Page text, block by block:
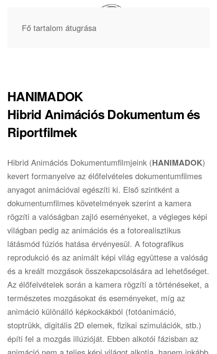
Fő tartalom átugrása
HANIMADOK
Hibrid Animációs Dokumentum és
Riportfilmek
Hibrid Animációs Dokumentumfilmjeink (HANIMADOK)
kevert formanyelve az élőfelvételes dokumentumfilmes
anyagot animációval egészíti ki. Első szintként a
dokumentumfilmes követelmények szerint a kamera
rögzíti a valóságban zajló eseményeket, a végleges képi
világban pedig az animációs és a fotorealisztikus
látásmód fúziós hatása érvényesül. A fotografikus
reprodukció és az animált képi világ együttese a valóság
és a kreált mozgások összekapcsolására ad lehetőséget.
Az élőfelvételek során a kamera rögzíti a történéseket, a
természetes mozgásokat és eseményeket, míg az
animáció különálló képkockákból (fotóanimáció,
stoptrükk, digitális 2D elemek, fizikai szimulációk, stb.)
építi fel a mozgás illúzióját. Ebben alkotói fázisban az